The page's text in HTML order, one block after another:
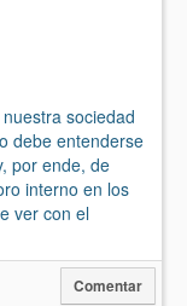
sociedad
debe entenderse
por ende, de
interno en los
ver con el
Comentar